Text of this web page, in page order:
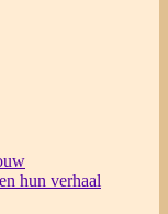
hun verhaal